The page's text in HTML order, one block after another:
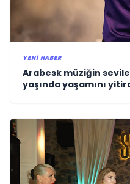
YENI HABER
Arabesk müziğin
yaşında yaşamını